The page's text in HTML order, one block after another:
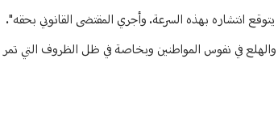
انتشاره بهذه السرعة. وأجري المقتضى القانوني بحقه".
في نفوس المواطنين وبخاصة في ظل الظروف التي تمر